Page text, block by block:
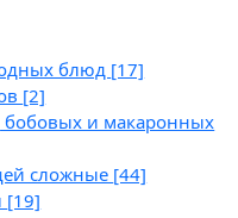
блюд [17]
[2]
бобовых и макаронных
сложные [44]
[19]